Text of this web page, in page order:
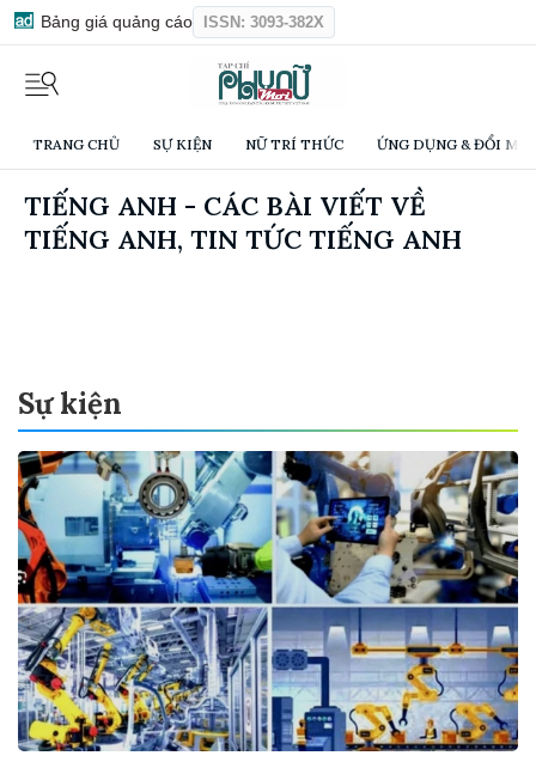
Bảng giá quảng cáo ISSN: 3093-382X
TRANG CHỦ SỰ KIỆN NỮ TRÍ THỨC ỨNG DỤNG & ĐỔI
TIẾNG ANH - CÁC BÀI VIẾT VỀ
TIẾNG ANH, TIN TỨC TIẾNG ANH
Sự kiện